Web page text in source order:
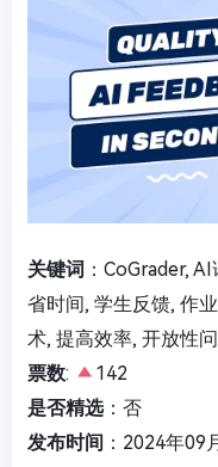
关键词 ：CoGrader,
省时间, 学生反馈, 作
术, 提高效率, 开放性
票数:
142
是否精选：否
发布时间 ：2024年09